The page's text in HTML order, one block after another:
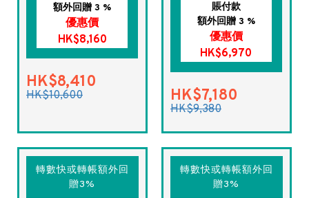
額外回贈 3 %
優惠價
HK$8,160
HK$8,410
HK$10,600
賬付款
額外回贈 3 %
優惠價
HK$6,970
HK$7,180
HK$9,380
轉數快或轉帳額外回
贈3%
轉數快或轉帳額外回
贈3%